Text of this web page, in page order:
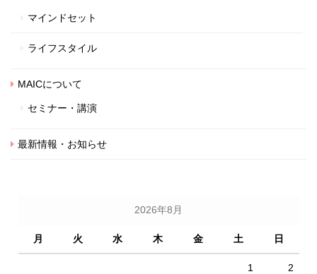
マインドセット
ライフスタイル
MAICについて
セミナー・講演
最新情報・お知らせ
2026年8月
月 火 水 木 金 土 日
1 2